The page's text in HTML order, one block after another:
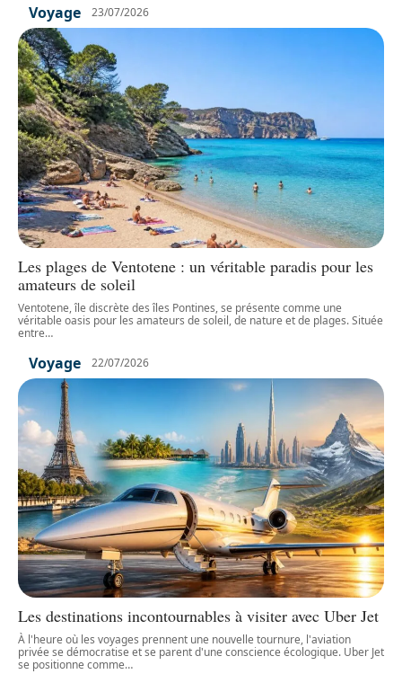
Voyage 23/07/2026
Les plages de Ventotene : un véritable paradis pour les
amateurs de soleil
Ventotene, île discrète des îles Pontines, se présente comme une
véritable oasis pour les amateurs de soleil, de nature et de plages. Située
entre…
Voyage 22/07/2026
Les destinations incontournables à visiter avec Uber Jet
À l'heure où les voyages prennent une nouvelle tournure, l'aviation
privée se démocratise et se parent d'une conscience écologique. Uber Jet
se positionne comme…